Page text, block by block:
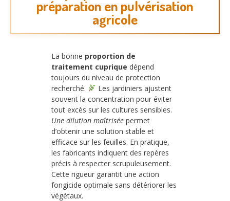
préparation en pulvérisation
agricole
La bonne proportion de
traitement cuprique dépend
toujours du niveau de protection
recherché.
Les jardiniers ajustent
souvent la concentration pour éviter
tout excès sur les cultures sensibles.
Une dilution maîtrisée permet
d’obtenir une solution stable et
efficace sur les feuilles. En pratique,
les fabricants indiquent des repères
précis à respecter scrupuleusement.
Cette rigueur garantit une action
fongicide optimale sans détériorer les
végétaux.